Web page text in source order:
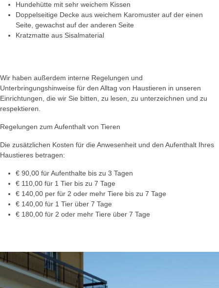
Hundehütte mit sehr weichem Kissen
Doppelseitige Decke aus weichem Karomuster auf der einen
Seite, gewachst auf der anderen Seite
Kratzmatte aus Sisalmaterial
Wir haben außerdem interne Regelungen und
Unterbringungshinweise für den Alltag von Haustieren in unseren
Einrichtungen, die wir Sie bitten, zu lesen, zu unterzeichnen und zu
respektieren.
Regelungen zum Aufenthalt von Tieren
Die zusätzlichen Kosten für die Anwesenheit und den Aufenthalt Ihres
Haustieres betragen:
€ 90,00 für Aufenthalte bis zu 3 Tagen
€ 110,00 für 1 Tier bis zu 7 Tage
€ 140,00 per für 2 oder mehr Tiere bis zu 7 Tage
€ 140,00 für 1 Tier über 7 Tage
€ 180,00 für 2 oder mehr Tiere über 7 Tage